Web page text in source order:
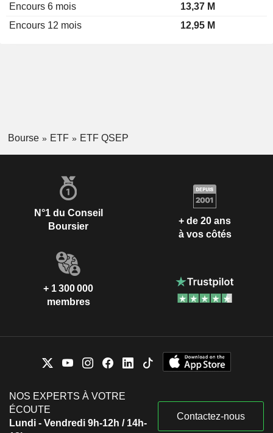
Encours 6 mois
13,37 M
Encours 12 mois
12,95 M
Bourse ETF ETF QSEP
N°1 du Conseil
Boursier
+ de 20 ans
à vos côtés
+ 1 300 000
membres
NOS EXPERTS À VOTRE
ÉCOUTE
Lundi - Vendredi 9h-12h / 14h-
Contactez-nous